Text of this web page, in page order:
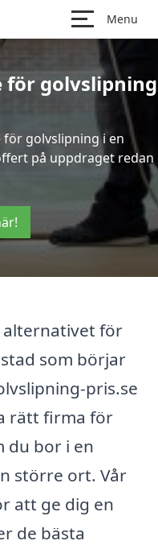
Menu
golvslipning
golvslipning i en
på uppdraget redan
alternativet för
som börjar
pris.se
rätt firma för
du bor i en
större ort. Vår
att ge dig en
de bästa